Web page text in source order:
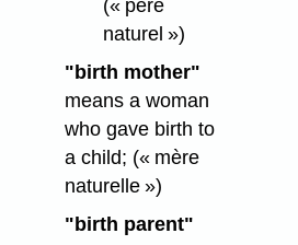
(« père
naturel »)
"birth mother"
means a woman
who gave birth to
a child; (« mère
naturelle »)
"birth parent"